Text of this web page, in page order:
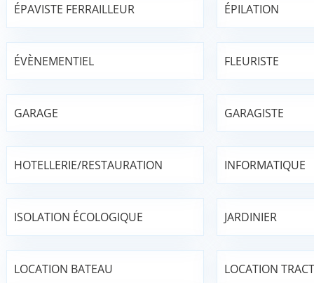
ÉPAVISTE FERRAILLEUR ÉPILATION
ÉVÈNEMENTIEL FLEURISTE
GARAGE GARAGISTE
HOTELLERIE/RESTAURATION INFORMATIQUE
ISOLATION ÉCOLOGIQUE JARDINIER
LOCATION BATEAU LOCATION